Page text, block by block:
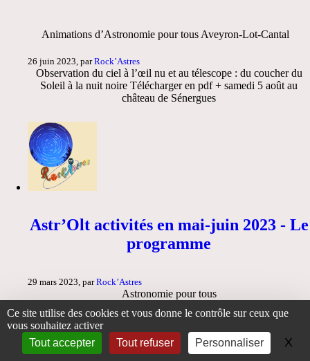
Animations d’Astronomie pour tous Aveyron-Lot-Cantal
26 juin 2023, parRock’Astres
Observation du ciel à l’œil nu et au télescope : du coucher du
Soleil à la nuit noire Télécharger en pdf + samedi 5 août au
château de Sénergues
Astr’Olt activités en mai-juin 2023 - Le
programme
29 mars 2023, parRock’Astres
Astronomie pour tous
Ce site utilise des cookies et vous donne le contrôle sur ceux que
vous souhaitez activer
Tout accepter
Tout refuser Personnaliser X